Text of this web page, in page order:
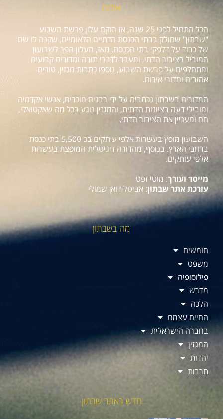
אודות
הכל התחיל לפני 25 שנה, אז הוקם עלון פרשת השבוע
"שבתון" שחולק בבתי הכנסת הדתיים הלאומיים, שקנה לו שם
של כבוד על דלפקי בתי הכנסת. מאז, העלון הפך לשבועון
המוביל בציבור הדתי, ומעבר לדברי תורה ומדורים קבועים
ומתחלפים על פרשת השבוע, נוספו כתבות מגזין, טורים
אהובים ומדורי אירוח.
המדורים בשבתון נכתבים על ידי רבנים מוכרים, אנשי אקדמיה
ומובילי דעה בציונות הדתית, והמגזין נוגע בכל מה שאקטואלי,
חם ומעניין את הציבור הדתי.
השבועון מופץ בעשרות אלפי עותקים בכ-5,500 בתי כנסת
ברחבי הארץ. בנוסף, מהדורה דיגיטלית המופצת בעשרות
אלפי עותקים.
מייסד ועורך: מוטי זפט
עורכת אתר שבתון: אביטל דואן שמולי
מה בשבתון
חומשים
משפט
פילוסופיה
מדרש
הלכה
החיים עצמם
בחברה הישראלית
המגזין
יהדות
תרבות
חדש באתר שבתון